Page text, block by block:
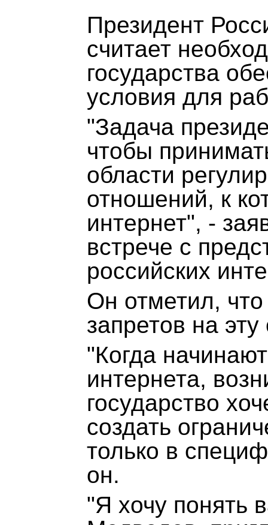
Президент
считает
государства
условия для
"Задача
чтобы
области
отношений, к
интернет", -
встрече с
российских
Он отметил,
запретов на
"Когда
интернета,
государство
создать
только в
он.
"Я хочу понять